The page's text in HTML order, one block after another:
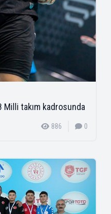
takım kadrosunda
886 0